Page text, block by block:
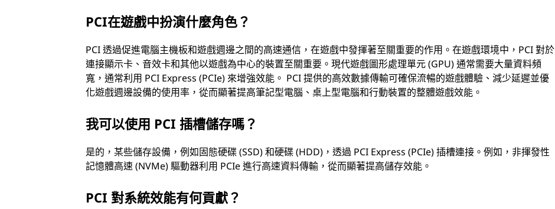
PCI在遊戲中扮演什麼角色？
PCI 透過促進電腦主機板和遊戲週邊之間的高速通信，在遊戲中發揮著至關重要的作用。在遊戲環境中，PCI 對於
連接顯示卡、音效卡和其他以遊戲為中心的裝置至關重要。現代遊戲圖形處理單元 (GPU) 通常需要大量資料頻
寬，通常利用 PCI Express (PCIe) 來增強效能。 PCI 提供的高效數據傳輸可確保流暢的遊戲體驗、減少延遲並優
化遊戲週邊設備的使用率，從而顯著提高筆記型電腦、桌上型電腦和行動裝置的整體遊戲效能。
我可以使用 PCI 插槽儲存嗎？
是的，某些儲存設備，例如固態硬碟 (SSD) 和硬碟 (HDD)，透過 PCI Express (PCIe) 插槽連接。例如，非揮發性
記憶體高速 (NVMe) 驅動器利用 PCIe 進行高速資料傳輸，從而顯著提高儲存效能。
PCI 對系統效能有何貢獻？